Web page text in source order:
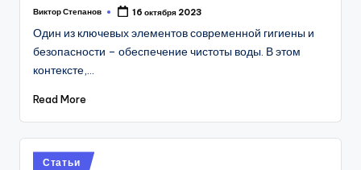
Posted
Виктор Степанов 16 октября 2023
Один из ключевых элементов современной гигиены и
безопасности – обеспечение чистоты воды. В этом
контексте,…
Read More
Posted
Статьи